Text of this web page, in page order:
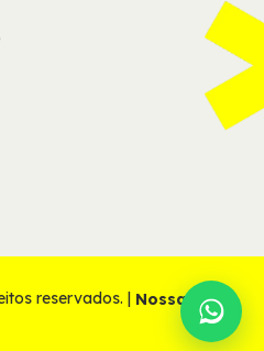
reservados. | Nossas